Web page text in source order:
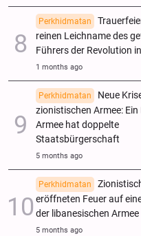
Perkhidmatan
reinen Leichname des
Führers der Revolution
1 months ago
Perkhidmatan
Neue
zionistischen Armee:
Armee hat doppelte
Staatsbürgerschaft
5 months ago
Perkhidmatan
eröffneten Feuer auf
der libanesischen Armee
5 months ago